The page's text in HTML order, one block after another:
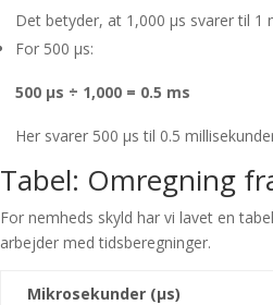
Det betyder, at 1,000 µs svarer til 1
For 500 µs:
500 µs ÷ 1,000 = 0.5 ms
Her svarer 500 µs til 0.5
Tabel: Omregning
For nemheds skyld har vi lavet en
arbejder med tidsberegninger.
Mikrosekunder (µs)